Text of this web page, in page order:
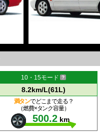
10・15モード
8.2km/L(61L)
満タンでどこまで走る？
（燃費×タンク容量）
500.2 km